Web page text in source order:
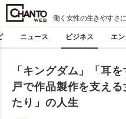
働く女性の生きやすさ
ニュース ビジネス エ
「キングダム」「耳
戸で作品製作を支え
たり」の人生